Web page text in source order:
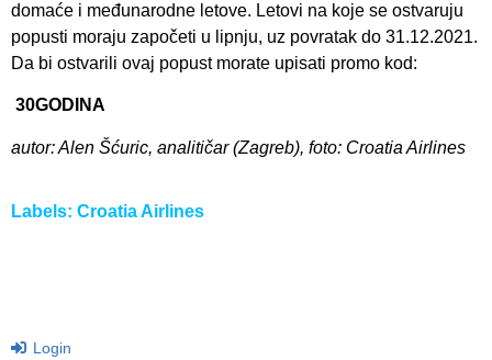
domaće i međunarodne letove. Letovi na koje se ostvaruju
popusti moraju započeti u lipnju, uz povratak do 31.12.2021.
Da bi ostvarili ovaj popust morate upisati promo kod:
30GODINA
autor: Alen Šćuric, analitičar (Zagreb), foto: Croatia Airlines
Labels: Croatia Airlines
Login